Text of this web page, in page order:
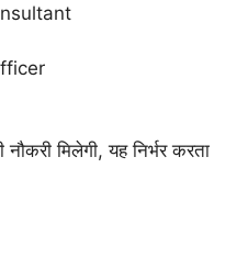
मिलेगी, यह निर्भर करता